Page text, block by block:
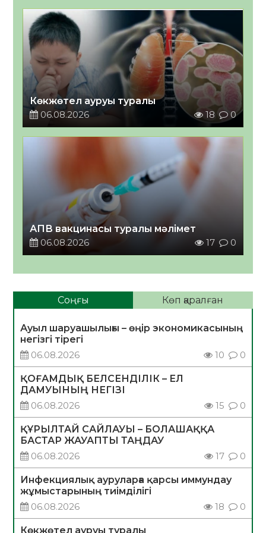
Көкжөтел ауруы туралы
06.08.2026
18 0
АПВ вакцинасы туралы мәлімет
06.08.2026
17 0
Соңғы Көп қаралған
Ауыл шаруашылығы – өңір экономикасының
негізгі тірегі
06.08.2026
10 0
ҚОҒАМДЫҚ БЕЛСЕНДІЛІК – ЕЛ
ДАМУЫНЫҢ НЕГІЗІ
06.08.2026
15 0
ҚҰРЫЛТАЙ САЙЛАУЫ – БОЛАШАҚҚА
БАСТАР ЖАУАПТЫ ТАҢДАУ
06.08.2026
17 0
Инфекциялық ауруларға қарсы иммундау
жұмыстарының тиімділігі
06.08.2026
18 0
Көкжөтел ауруы туралы